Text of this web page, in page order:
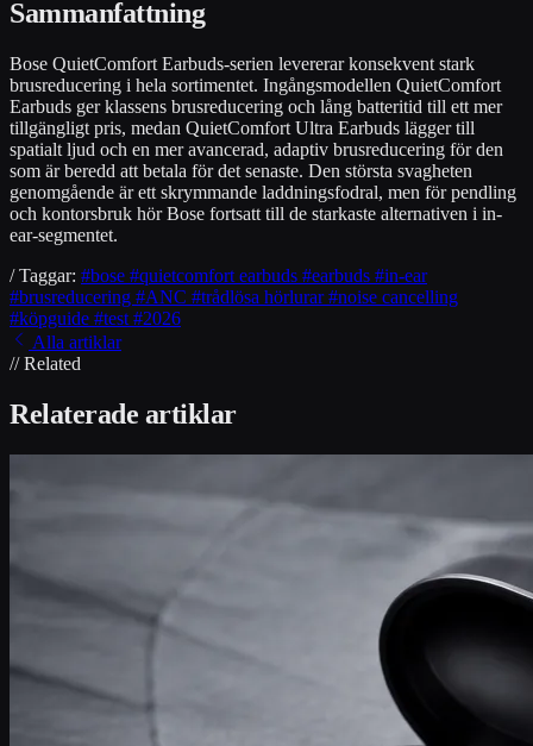
Sammanfattning
Bose QuietComfort Earbuds-serien levererar konsekvent stark
brusreducering i hela sortimentet. Ingångsmodellen QuietComfort
Earbuds ger klassens brusreducering och lång batteritid till ett mer
tillgängligt pris, medan QuietComfort Ultra Earbuds lägger till
spatialt ljud och en mer avancerad, adaptiv brusreducering för den
som är beredd att betala för det senaste. Den största svagheten
genomgående är ett skrymmande laddningsfodral, men för pendling
och kontorsbruk hör Bose fortsatt till de starkaste alternativen i in-
ear-segmentet.
/ Taggar: #bose #quietcomfort earbuds #earbuds #in-ear
#brusreducering #ANC #trådlösa hörlurar#noise cancelling
#köpguide #test #2026
Alla artiklar
// Related
Relaterade artiklar